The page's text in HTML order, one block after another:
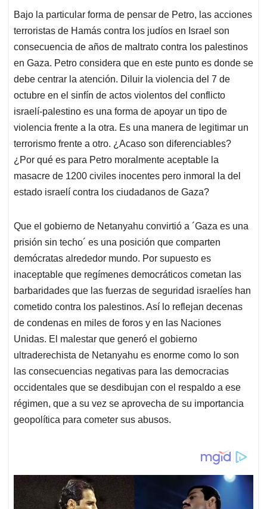
Bajo la particular forma de pensar de Petro, las acciones
terroristas de Hamás contra los judíos en Israel son
consecuencia de años de maltrato contra los palestinos
en Gaza. Petro considera que en este punto es donde se
debe centrar la atención. Diluir la violencia del 7 de
octubre en el sinfín de actos violentos del conflicto
israelí-palestino es una forma de apoyar un tipo de
violencia frente a la otra. Es una manera de legitimar un
terrorismo frente a otro. ¿Acaso son diferenciables?
¿Por qué es para Petro moralmente aceptable la
masacre de 1200 civiles inocentes pero inmoral la del
estado israelí contra los ciudadanos de Gaza?
Que el gobierno de Netanyahu convirtió a ´Gaza es una
prisión sin techo´ es una posición que comparten
demócratas alrededor mundo. Por supuesto es
inaceptable que regímenes democráticos cometan las
barbaridades que las fuerzas de seguridad israelíes han
cometido contra los palestinos. Así lo reflejan decenas
de condenas en miles de foros y en las Naciones
Unidas. El malestar que generó el gobierno
ultraderechista de Netanyahu es enorme como lo son
las consecuencias negativas para las democracias
occidentales que se desdibujan con el respaldo a ese
régimen, que a su vez se aprovecha de su importancia
geopolítica para cometer sus abusos.